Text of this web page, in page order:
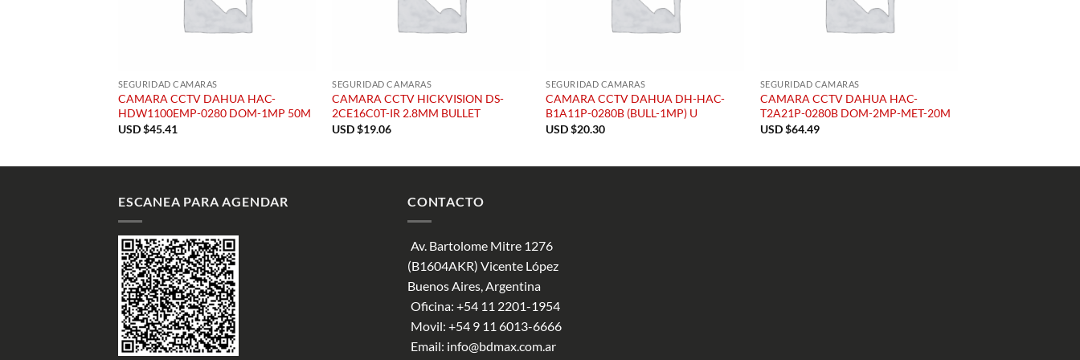
SEGURIDAD CAMARAS
CAMARA CCTV DAHUA HAC-
HDW1100EMP-0280 DOM-1MP 50M
USD $45.41
SEGURIDAD CAMARAS
CAMARA CCTV HICKVISION DS-
2CE16C0T-IR 2.8MM BULLET
USD $19.06
SEGURIDAD CAMARAS
CAMARA CCTV DAHUA DH-HAC-
B1A11P-0280B (BULL-1MP) U
USD $20.30
SEGURIDAD CAMARAS
CAMARA CCTV DAHUA HAC-
T2A21P-0280B DOM-2MP-MET-20M
USD $64.49
ESCANEA PARA AGENDAR CONTACTO
Av. Bartolome Mitre 1276
(B1604AKR) Vicente López
Buenos Aires, Argentina
Oficina: +54 11 2201-1954
Movil: +54 9 11 6013-6666
Email: info@bdmax.com.ar